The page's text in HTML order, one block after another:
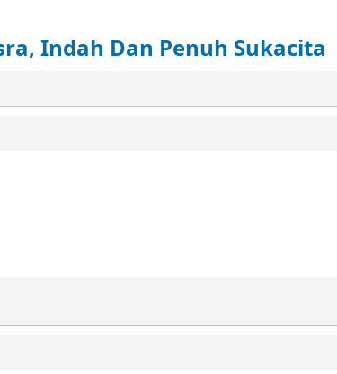
Indah Dan Penuh Sukacita